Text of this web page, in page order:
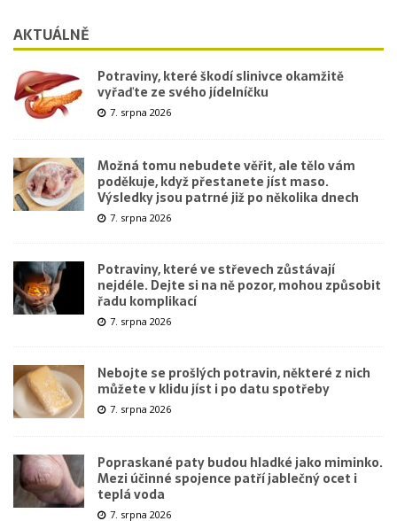
AKTUÁLNĚ
Potraviny, které škodí slinivce okamžitě
vyřaďte ze svého jídelníčku
7. srpna 2026
Možná tomu nebudete věřit, ale tělo vám
poděkuje, když přestanete jíst maso.
Výsledky jsou patrné již po několika dnech
7. srpna 2026
Potraviny, které ve střevech zůstávají
nejdéle. Dejte si na ně pozor, mohou způsobit
řadu komplikací
7. srpna 2026
Nebojte se prošlých potravin, některé z nich
můžete v klidu jíst i po datu spotřeby
7. srpna 2026
Popraskané paty budou hladké jako miminko.
Mezi účinné spojence patří jablečný ocet i
teplá voda
7. srpna 2026